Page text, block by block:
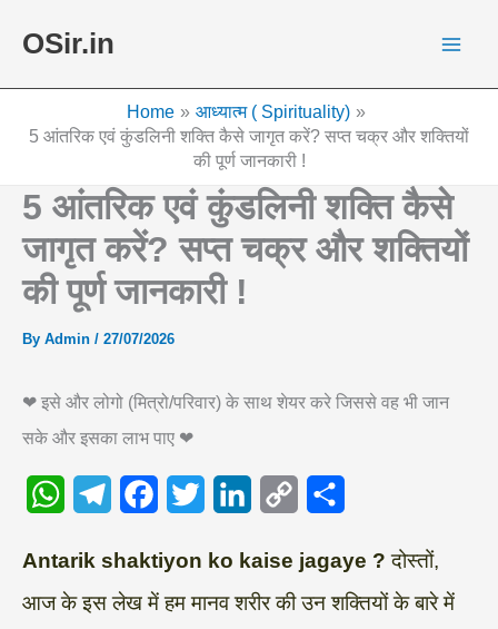
OSir.in
Home
आध्यात्म ( Spirituality)
5 आंतरिक एवं कुंडलिनी शक्ति कैसे जागृत करें? सप्त चक्र और शक्तियों
की पूर्ण जानकारी !
5 आंतरिक एवं कुंडलिनी शक्ति कैसे
जागृत करें? सप्त चक्र और शक्तियों
की पूर्ण जानकारी !
By Admin / 27/07/2026
❤ इसे और लोगो (मित्रो/परिवार) के साथ शेयर करे जिससे वह भी जान
सके और इसका लाभ पाए ❤
h
a
e
l
a
c
w
i
i
n
o
p
h
a
Antarik shaktiyon ko kaise jagaye ? दोस्तों,
आज के इस लेख में हम मानव शरीर की उन शक्तियों के बारे में